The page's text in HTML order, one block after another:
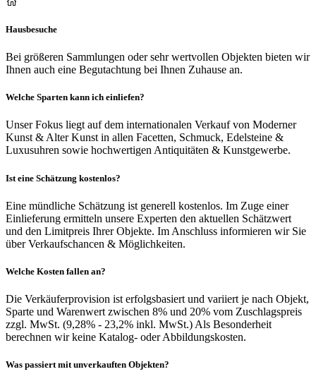
Hausbesuche
Bei größeren Sammlungen oder sehr wertvollen Objekten bieten wir
Ihnen auch eine Begutachtung bei Ihnen Zuhause an.
Welche Sparten kann ich einliefen?
Unser Fokus liegt auf dem internationalen Verkauf von Moderner
Kunst & Alter Kunst in allen Facetten, Schmuck, Edelsteine &
Luxusuhren sowie hochwertigen Antiquitäten & Kunstgewerbe.
Ist eine Schätzung kostenlos?
Eine mündliche Schätzung ist generell kostenlos. Im Zuge einer
Einlieferung ermitteln unsere Experten den aktuellen Schätzwert
und den Limitpreis Ihrer Objekte. Im Anschluss informieren wir Sie
über Verkaufschancen & Möglichkeiten.
Welche Kosten fallen an?
Die Verkäuferprovision ist erfolgsbasiert und variiert je nach Objekt,
Sparte und Warenwert zwischen 8% und 20% vom Zuschlagspreis
zzgl. MwSt. (9,28% - 23,2% inkl. MwSt.) Als Besonderheit
berechnen wir keine Katalog- oder Abbildungskosten.
Was passiert mit unverkauften Objekten?